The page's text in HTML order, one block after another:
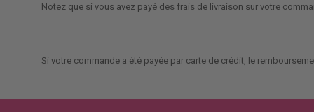
Notez que si vous avez payé des frais de livraison sur votre
Si votre commande a été payée par carte de crédit, le